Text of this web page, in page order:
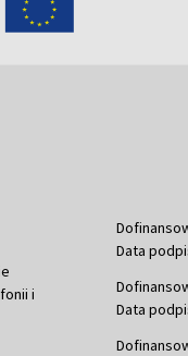
i
Data
Data